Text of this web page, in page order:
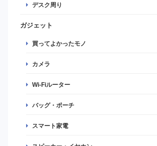
デスク周り
ガジェット
買ってよかったモノ
カメラ
Wi-Fiルーター
バッグ・ポーチ
スマート家電